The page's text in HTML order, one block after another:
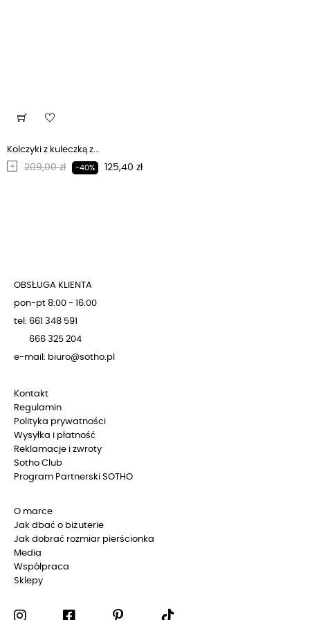
Kolczyki z kuleczką z...
Regularna cena
209,00 zł -40% Cena
125,40 zł
OBSŁUGA KLIENTA
pon-pt 8:00 - 16:00
tel: 661 348 591
666 325 204
e-mail: biuro@sotho.pl
Kontakt
Regulamin
Polityka prywatności
Wysyłka i płatność
Reklamacje i zwroty
Sotho Club
Program Partnerski SOTHO
O marce
Jak dbać o biżuterie
Jak dobrać rozmiar pierścionka
Media
Współpraca
Sklepy